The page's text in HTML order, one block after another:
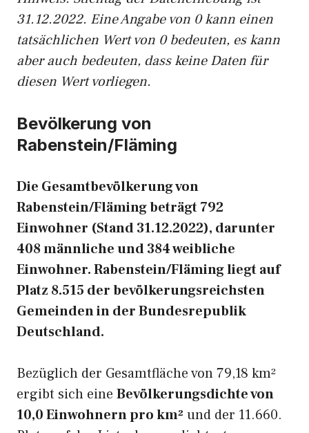
31.12.2022. Eine Angabe von 0 kann einen
tatsächlichen Wert von 0 bedeuten, es kann
aber auch bedeuten, dass keine Daten für
diesen Wert vorliegen.
Bevölkerung von
Rabenstein/Fläming
Die Gesamtbevölkerung von
Rabenstein/Fläming beträgt 792
Einwohner (Stand 31.12.2022), darunter
408 männliche und 384 weibliche
Einwohner. Rabenstein/Fläming liegt auf
Platz 8.515 der bevölkerungsreichsten
Gemeinden in der Bundesrepublik
Deutschland.
Bezüglich der Gesamtfläche von 79,18 km²
ergibt sich eine Bevölkerungsdichte von
10,0 Einwohnern pro km² und der 11.660.